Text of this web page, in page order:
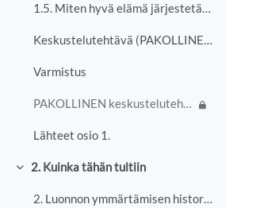
1.5. Miten hyvä elämä järjestetään?
Keskustelutehtävä (PAKOLLINEN)
Varmistus
PAKOLLINEN keskustelutehtävä omia valintoja rajoittavista rakenteista.
Lähteet osio 1.
Tiivistä
2. Kuinka tähän tultiin
2. Luonnon ymmärtämisen historiaa Kun puhumme luon...